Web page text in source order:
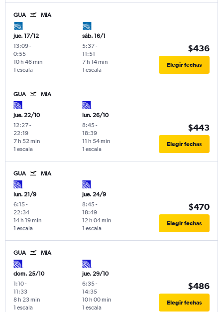
GUA MIA
jue. 17/12
13:09-
0:55
1 escala
10 h 46 min
sáb. 16/1
5:37-
11:51
1 escala
7 h 14 min
$436
Elegir fechas
GUA MIA
jue. 22/10
12:27-
22:19
1 escala
7 h 52 min
lun. 26/10
8:45-
18:39
1 escala
11 h 54 min
$443
Elegir fechas
GUA MIA
lun. 21/9
6:15-
22:34
1 escala
14 h 19 min
jue. 24/9
8:45-
18:49
1 escala
12 h 04 min
$470
Elegir fechas
GUA MIA
dom. 25/10
1:10-
11:33
1 escala
8 h 23 min
jue. 29/10
6:35-
14:35
1 escala
10 h 00 min
$486
Elegir fechas